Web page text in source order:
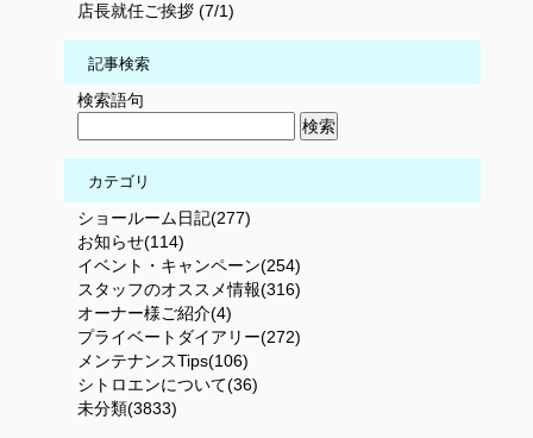
店長就任ご挨拶 (7/1)
記事検索
検索語句
カテゴリ
ショールーム日記(277)
お知らせ(114)
イベント・キャンペーン(254)
スタッフのオススメ情報(316)
オーナー様ご紹介(4)
プライベートダイアリー(272)
メンテナンスTips(106)
シトロエンについて(36)
未分類(3833)